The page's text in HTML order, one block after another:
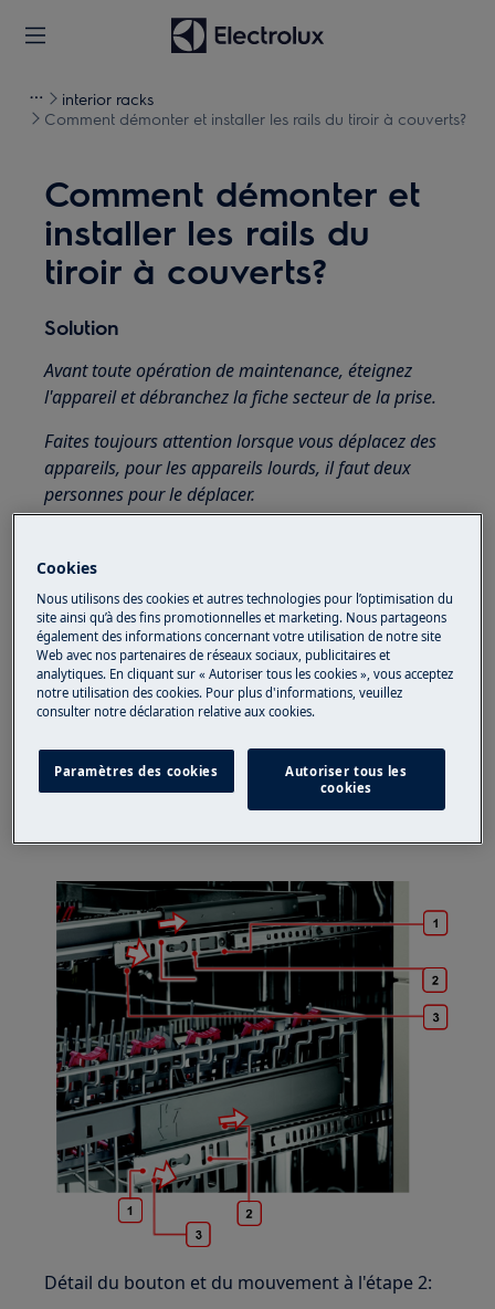
interior racks
Comment démonter et installer les rails du tiroir à couverts?
Comment démonter et
installer les rails du
tiroir à couverts?
Solution
Avant toute opération de maintenance, éteignez
l'appareil et débranchez la fiche secteur de laprise.
Faites toujours attention lorsque vous déplacez des
appareils, pour les appareils lourds, il faut deux
personnes pour le déplacer.
chaussures fermées.
Veuillez noter que l'auto-réparation ou la réparation
non professionnelle peut avoir des conséquences sur
la sécurité si elle n'est pas effectuée correctement.
Démontage et montage du tiroir à couverts
Le fonctionnement est le même pour le tiroir à
couverts et le panier supérieur.
Commencez par étendre complètement le tiroir
Détail du bouton et du mouvement à l'étape 2:
Cookies
Nous utilisons des cookies et autres technologies pour l’optimisation du
site ainsi qu’à des fins promotionnelles et marketing. Nous partageons
également des informations concernant votre utilisation de notre site
Web avec nos partenaires de réseaux sociaux, publicitaires et
analytiques. En cliquant sur « Autoriser tous les cookies », vous acceptez
notre utilisation des cookies. Pour plus d'informations, veuillez
consulter notre déclaration relative aux cookies.
Paramètres des cookies
Autoriser tous les
cookies